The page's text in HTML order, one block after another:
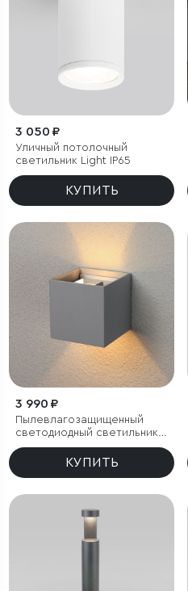
3 050 ₽
Уличный потолочный
светильник Light IP65
КУПИТЬ
3 990 ₽
Пылевлагозащищенный
светодиодный светильник с
регулируемым углом
рассеивания Winner серый
КУПИТЬ